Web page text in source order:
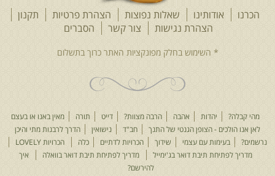
הכרנו אודותינו שאלות נפוצות הצהרת פרטיות
תקנון
הצהרת נגישות
צור קשר הסברים
מהי קבלה? יהדות אהבה הרבה מצוות? דייט תורה
מאין באנו או בעצם
לאן אנו הולכים - הצופן הגנטי של התנך
חב"ד נישואין
הדרך לרבנות מתי והיכן
נרשמים?
בעימות עם עצמי שידוך הכרויות לדתיים כלה
הכרויות LOVELY
מדריך לפתיחת תיבת דואר בג'ימייל
מדריך לפתיחת תיבת דואר בוואלה
איך
להירשם?